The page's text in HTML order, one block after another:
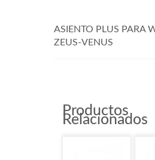
ASIENTO PLUS PARA
ZEUS-VENUS
Productos
Relacionados